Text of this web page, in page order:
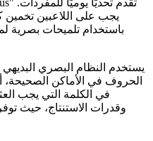
يجب على اللاعبين
باستخدام تلميحات بصرية
يستخدم النظام البصري البديهي
الحروف في الأماكن
في الكلمة التي يجب
وقدرات الاستنتاج، حيث